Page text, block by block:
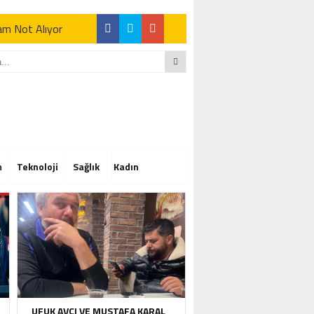
Not Alıyor
Not Alıyor
Teknoloji Sağlık Kadın
UFUK AVCI VE MUSTAFA KARAL